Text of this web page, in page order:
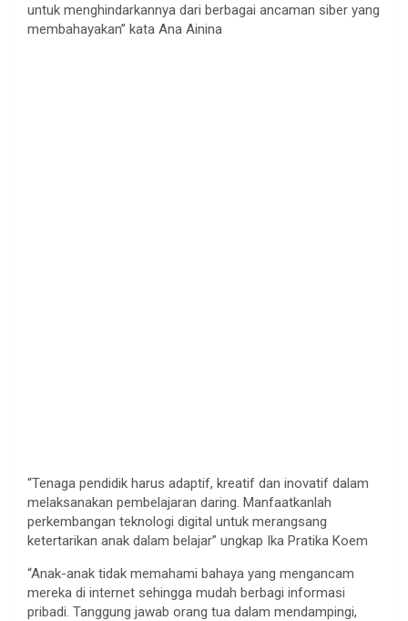
untuk menghindarkannya dari berbagai ancaman siber yang
membahayakan” kata Ana Ainina
“Tenaga pendidik harus adaptif, kreatif dan inovatif dalam
melaksanakan pembelajaran daring. Manfaatkanlah
perkembangan teknologi digital untuk merangsang
ketertarikan anak dalam belajar” ungkap Ika Pratika Koem
“Anak-anak tidak memahami bahaya yang mengancam
mereka di internet sehingga mudah berbagi informasi
pribadi. Tanggung jawab orang tua dalam mendampingi,